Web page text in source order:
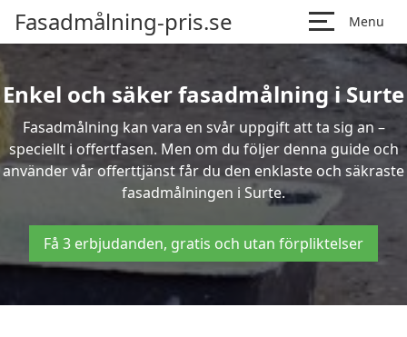
Fasadmålning-pris.se Menu
Enkel och säker fasadmålning i Surte
Fasadmålning kan vara en svår uppgift att ta sig an –
speciellt i offertfasen. Men om du följer denna guide och
använder vår offerttjänst får du den enklaste och säkraste
fasadmålningen i Surte.
Få 3 erbjudanden, gratis och utan förpliktelser